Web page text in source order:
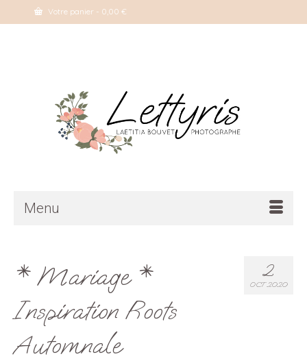
Votre panier - 0,00 €
Menu
2
OCT 2020
* Mariage *
Inspiration Roots
Automnale